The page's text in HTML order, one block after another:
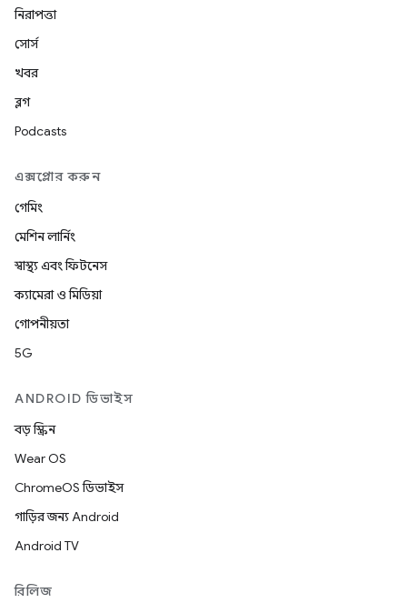
নিরাপত্তা
সোর্স
খবর
ব্লগ
Podcasts
এক্সপ্লোর করুন
গেমিং
মেশিন লার্নিং
স্বাস্থ্য এবং ফিটনেস
ক্যামেরা ও মিডিয়া
গোপনীয়তা
5G
ANDROID ডিভাইস
বড় স্ক্রিন
Wear OS
ChromeOS ডিভাইস
গাড়ির জন্য Android
Android TV
রিলিজ